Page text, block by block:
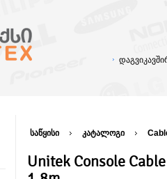
საწყისი კატალოგი
Unitek Console